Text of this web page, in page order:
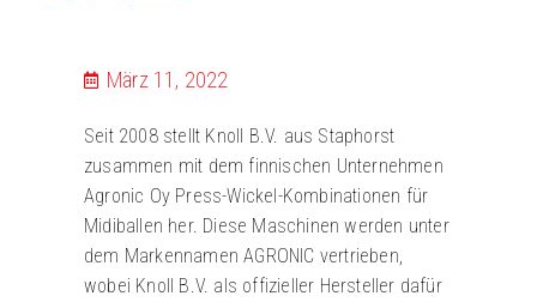
März 11, 2022
Seit 2008 stellt Knoll B.V. aus Staphorst
zusammen mit dem finnischen Unternehmen
Agronic Oy Press-Wickel-Kombinationen für
Midiballen her. Diese Maschinen werden unter
dem Markennamen AGRONIC vertrieben,
wobei Knoll B.V. als offizieller Hersteller dafür